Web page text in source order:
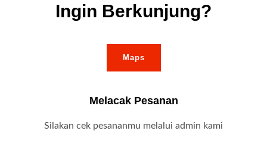
Ingin Berkunjung?
Maps
Melacak Pesanan
Silakan cek pesananmu melalui admin kami